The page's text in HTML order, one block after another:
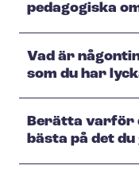
pedagogiska
Vad är
som du har
Berätta varför
bästa på det du